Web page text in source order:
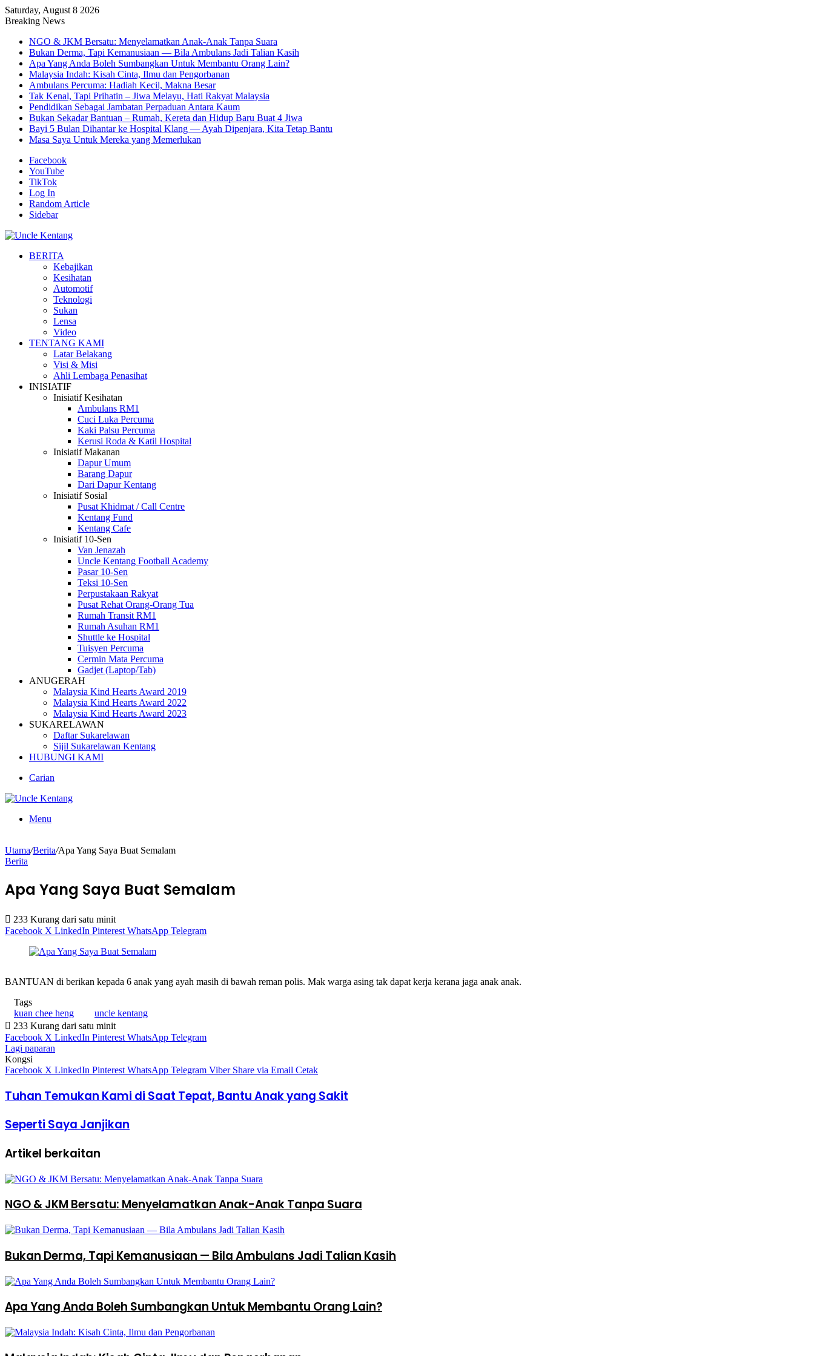
Saturday, August 8 2026
Breaking News
NGO & JKM Bersatu: Menyelamatkan Anak-Anak Tanpa Suara
Bukan Derma, Tapi Kemanusiaan — Bila Ambulans Jadi Talian Kasih
Apa Yang Anda Boleh Sumbangkan Untuk Membantu Orang Lain?
Malaysia Indah: Kisah Cinta, Ilmu dan Pengorbanan
Ambulans Percuma: Hadiah Kecil, Makna Besar
Tak Kenal, Tapi Prihatin – Jiwa Melayu, Hati Rakyat Malaysia
Pendidikan Sebagai Jambatan Perpaduan Antara Kaum
Bukan Sekadar Bantuan – Rumah, Kereta dan Hidup Baru Buat 4 Jiwa
Bayi 5 Bulan Dihantar ke Hospital Klang — Ayah Dipenjara, Kita Tetap Bantu
Masa Saya Untuk Mereka yang Memerlukan
Facebook
YouTube
TikTok
Log In
Random Article
Sidebar
BERITA
Kebajikan
Kesihatan
Automotif
Teknologi
Sukan
Lensa
Video
TENTANG KAMI
Latar Belakang
Visi & Misi
Ahli Lembaga Penasihat
INISIATIF
Inisiatif Kesihatan
Ambulans RM1
Cuci Luka Percuma
Kaki Palsu Percuma
Kerusi Roda & Katil Hospital
Inisiatif Makanan
Dapur Umum
Barang Dapur
Dari Dapur Kentang
Inisiatif Sosial
Pusat Khidmat / Call Centre
Kentang Fund
Kentang Cafe
Inisiatif 10-Sen
Van Jenazah
Uncle Kentang Football Academy
Pasar 10-Sen
Teksi 10-Sen
Perpustakaan Rakyat
Pusat Rehat Orang-Orang Tua
Rumah Transit RM1
Rumah Asuhan RM1
Shuttle ke Hospital
Tuisyen Percuma
Cermin Mata Percuma
Gadjet (Laptop/Tab)
ANUGERAH
Malaysia Kind Hearts Award 2019
Malaysia Kind Hearts Award 2022
Malaysia Kind Hearts Award 2023
SUKARELAWAN
Daftar Sukarelawan
Sijil Sukarelawan Kentang
HUBUNGI KAMI
Carian
Menu
Utama/Berita/Apa Yang Saya Buat Semalam
Berita
Apa Yang Saya Buat Semalam
233 Kurang dari satu minit
Facebook X LinkedIn Pinterest WhatsApp Telegram
BANTUAN di berikan kepada 6 anak yang ayah masih di bawah reman polis. Mak warga asing tak dapat kerja kerana jaga anak anak.
Tags
kuan chee heng
uncle kentang
233 Kurang dari satu minit
Facebook X LinkedIn Pinterest WhatsApp Telegram
Lagi paparan
Kongsi
Facebook X LinkedIn Pinterest WhatsApp Telegram Viber Share via Email Cetak
Tuhan Temukan Kami di Saat Tepat, Bantu Anak yang Sakit
Seperti Saya Janjikan
Artikel berkaitan
NGO & JKM Bersatu: Menyelamatkan Anak-Anak Tanpa Suara
Bukan Derma, Tapi Kemanusiaan — Bila Ambulans Jadi Talian Kasih
Apa Yang Anda Boleh Sumbangkan Untuk Membantu Orang Lain?